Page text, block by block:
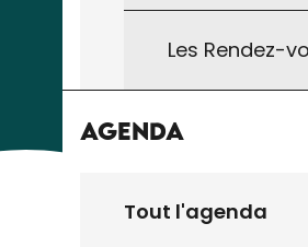
Les Rendez-
Agenda
Tout l'agenda